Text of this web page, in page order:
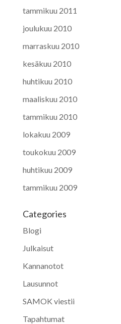
tammikuu 2011
joulukuu 2010
marraskuu 2010
kesäkuu 2010
huhtikuu 2010
maaliskuu 2010
tammikuu 2010
lokakuu 2009
toukokuu 2009
huhtikuu 2009
tammikuu 2009
Categories
Blogi
Julkaisut
Kannanotot
Lausunnot
SAMOK viestii
Tapahtumat